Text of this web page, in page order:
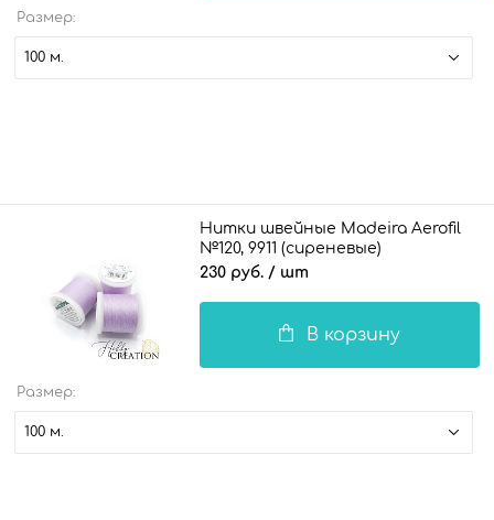
Размер:
100 м.
Нитки швейные Madeira Aerofil
№120, 9911 (сиреневые)
230 руб. / шт
В корзину
Размер:
100 м.